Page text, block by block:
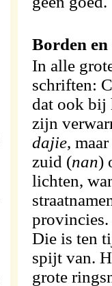
Borden
In alle
schriften:
dat ook bij
zijn
dajie,
zuid (nan)
lichten,
provincies.
Die is ten
spijt van.
grote